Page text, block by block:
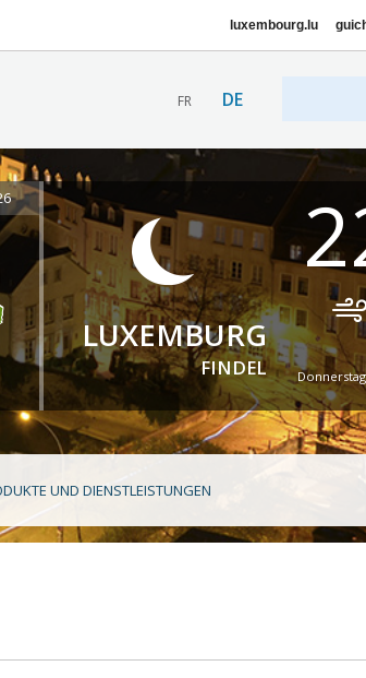
luxembourg.lu
FR DE
LUXEMBURG
FINDEL
UND DIENSTLEISTUNGEN